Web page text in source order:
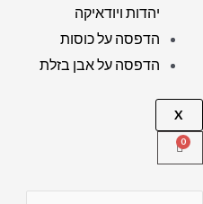
יהדות ויודאיקה
הדפסה על כוסות
הדפסה על אבן בזלת
X